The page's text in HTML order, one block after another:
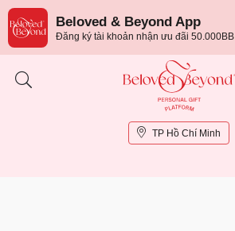
Beloved & Beyond App
Đăng ký tài khoản nhận ưu đãi 50.000BB
TP Hồ Chí Minh